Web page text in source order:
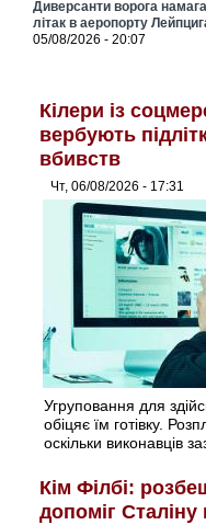
Диверсанти ворога
літак в аеропорту
05/08/2026 - 20:07
Кілери із
вербують
вбивств
Чт, 06/08/2026 - 17:31
Угруповання для
обіцяє їм готівку.
оскільки виконавців
Кім Філбі:
допоміг